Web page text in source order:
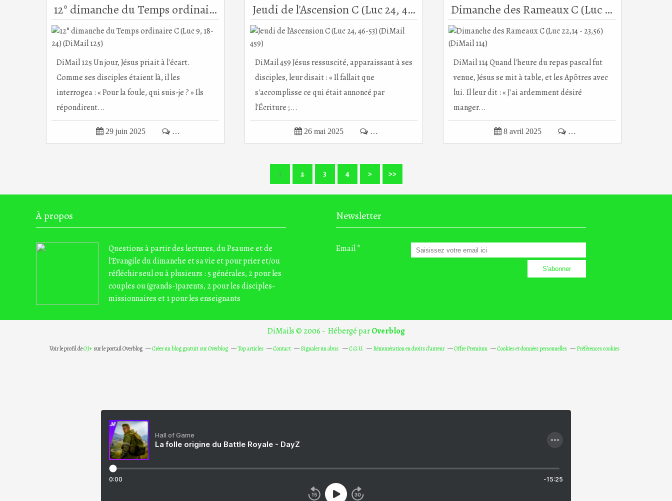
12° dimanche du Temps ordinaire C (Luc 9, 18-24) (DiMail 125)
DiMail 125 Un jour, Jésus priait à l'écart.
Comme ses disciples étaient là, il les
interrogea : « Pour la foule, qui suis-je ? » Ils
répondirent...
 29 juin 2025  …
Jeudi de l'Ascension C (Luc 24, 46-53) (DiMail 459)
DiMail 459 Jésus ressuscité, apparaissant à ses
disciples, leur disait : « Il fallait que
s'accomplisse ce qui était annoncé par
l'Écriture ;...
 26 mai 2025  …
Dimanche des Rameaux C (Luc 22,14 - 23,56) (DiMail 114)
DiMail 114 Quand l'heure du repas pascal fut
venue, Jésus se mit à table, et les Apôtres avec
lui. Il leur dit : « J'ai ardemment désiré
manger...
 8 avril 2025  …
1 2 3 4 > >>
À propos
Questions à partir des lectures, du Psaume et de
l'Evangile du dimanche et sa vie et pour prier et/ou
réfléchir seul ou à plusieurs : 5 générales, 2 pour les
couples ou (grands-)parents, 2 pour les disciples-
missionnaires et 1 pour les enseignants
Newsletter
Email
DiMails © 2006 - Hébergé parOverblog
Voir le profil deOJ+sur le portail Overblog Créer un blog gratuit sur Overblog Top articles Contact Signaler un abus C.G.U. Rémunération en droits d'auteur Offre Premium Cookies et données personnelles Préférences cookies
Hall of Game
La folle origine du Battle Royale - DayZ
0:00 -15:25